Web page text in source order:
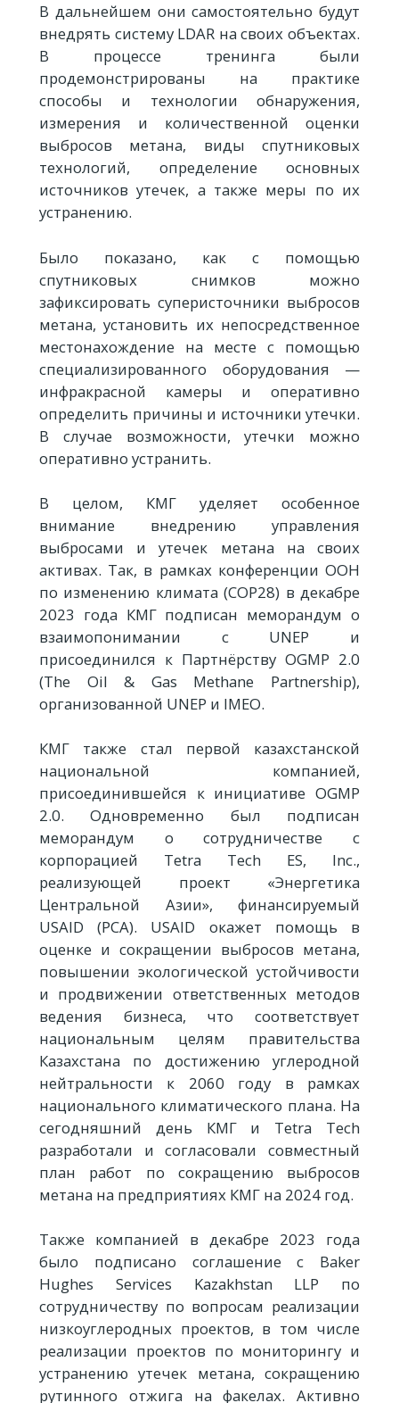
В дальнейшем они самостоятельно будут
внедрять систему LDAR на своих объектах.
В процессе тренинга были
продемонстрированы на практике
способы и технологии обнаружения,
измерения и количественной оценки
выбросов метана, виды спутниковых
технологий, определение основных
источников утечек, а также меры по их
устранению.
Было показано, как с помощью
спутниковых снимков можно
зафиксировать суперисточники выбросов
метана, установить их непосредственное
местонахождение на месте с помощью
специализированного оборудования —
инфракрасной камеры и оперативно
определить причины и источники утечки.
В случае возможности, утечки можно
оперативно устранить.
В целом, КМГ уделяет особенное
внимание внедрению управления
выбросами и утечек метана на своих
активах. Так, в рамках конференции ООН
по изменению климата (СОР28) в декабре
2023 года КМГ подписан меморандум о
взаимопонимании с UNEP и
присоединился к Партнёрству OGMP 2.0
(The Oil & Gas Methane Partnership),
организованной UNEP и IMEO.
КМГ также стал первой казахстанской
национальной компанией,
присоединившейся к инициативе OGMP
2.0. Одновременно был подписан
меморандум о сотрудничестве с
корпорацией Tetra Tech ES, Inc.,
реализующей проект «Энергетика
Центральной Азии», финансируемый
USAID (PCA). USAID окажет помощь в
оценке и сокращении выбросов метана,
повышении экологической устойчивости
и продвижении ответственных методов
ведения бизнеса, что соответствует
национальным целям правительства
Казахстана по достижению углеродной
нейтральности к 2060 году в рамках
национального климатического плана. На
сегодняшний день КМГ и Tetra Tech
разработали и согласовали совместный
план работ по сокращению выбросов
метана на предприятиях КМГ на 2024 год.
Также компанией в декабре 2023 года
было подписано соглашение с Baker
Hughes Services Kazakhstan LLP по
сотрудничеству по вопросам реализации
низкоуглеродных проектов, в том числе
реализации проектов по мониторингу и
устранению утечек метана, сокращению
рутинного отжига на факелах. Активно